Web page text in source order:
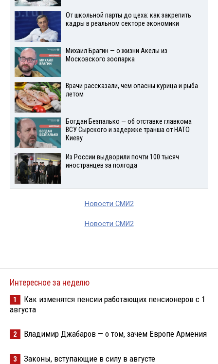
От школьной парты до цеха: как закрепить
кадры в реальном секторе экономики
Михаил Брагин — о жизни Акелы из
Московского зоопарка
Врачи рассказали, чем опасны курица и рыба
летом
Богдан Безпалько — об отставке главкома
ВСУ Сырского и задержке транша от НАТО
Киеву
Из России выдворили почти 100 тысяч
иностранцев за полгода
Новости СМИ2
Новости СМИ2
Интересное за неделю
1
Как изменятся пенсии работающих пенсионеров с 1
августа
2 Владимир Джабаров — о том, зачем Европе Армения
3 Законы, вступающие в силу в августе